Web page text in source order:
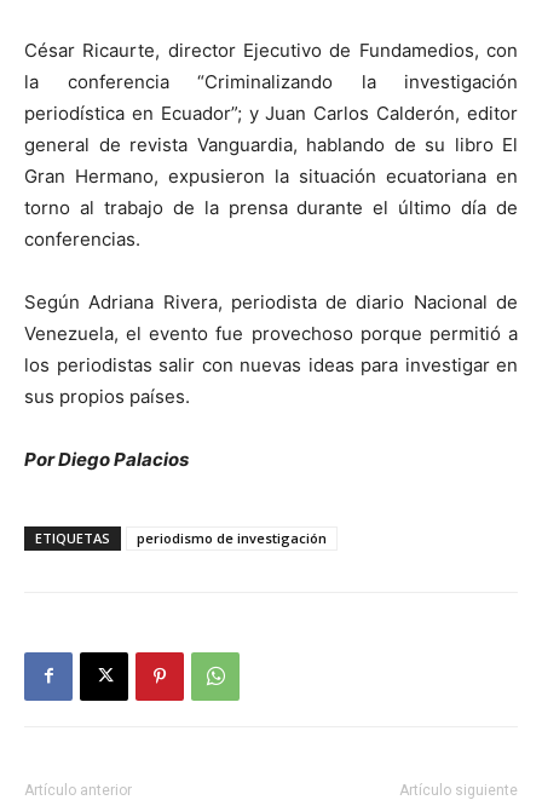
César Ricaurte, director Ejecutivo de Fundamedios, con
la conferencia “Criminalizando la investigación
periodística en Ecuador”; y Juan Carlos Calderón, editor
general de revista Vanguardia, hablando de su libro El
Gran Hermano, expusieron la situación ecuatoriana en
torno al trabajo de la prensa durante el último día de
conferencias.
Según Adriana Rivera, periodista de diario Nacional de
Venezuela, el evento fue provechoso porque permitió a
los periodistas salir con nuevas ideas para investigar en
sus propios países.
Por Diego Palacios
ETIQUETAS periodismo de investigación
Artículo anterior Artículo siguiente